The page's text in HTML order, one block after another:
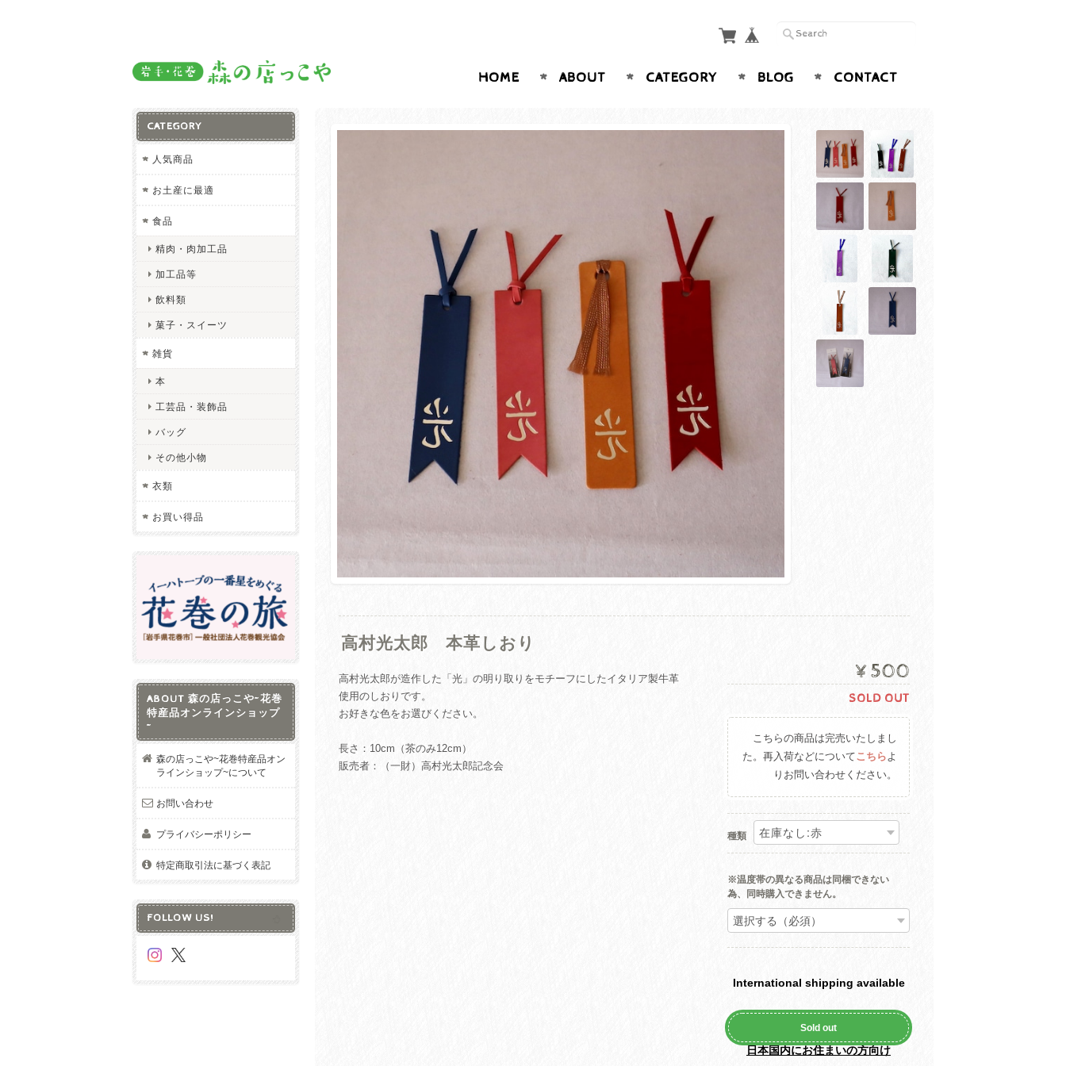
HOME ABOUT CATEGORY BLOG CONTACT
高村光太郎 本革しおり
高村光太郎が造作した「光」の明り取りをモチーフにしたイタリア製牛革
使用のしおりです。
お好きな色をお選びください。
長さ：10cm（茶のみ12cm）
販売者：（一財）高村光太郎記念会
¥500
SOLD OUT
こちらの商品は完売いたしまし
た。再入荷などについてこちらよ
りお問い合わせください。
種類
※温度帯の異なる商品は同梱できない
為、同時購入できません。
International shipping available
Sold out
日本国内にお住まいの方向け
CATEGORY
人気商品
お土産に最適
食品
精肉・肉加工品
加工品等
飲料類
菓子・スイーツ
雑貨
本
工芸品・装飾品
バッグ
その他小物
衣類
お買い得品
ABOUT 森の店っこや~花巻
特産品オンラインショップ
~
森の店っこや~花巻特産品オン
ラインショップ~について
お問い合わせ
プライバシーポリシー
特定商取引法に基づく表記
FOLLOW US!